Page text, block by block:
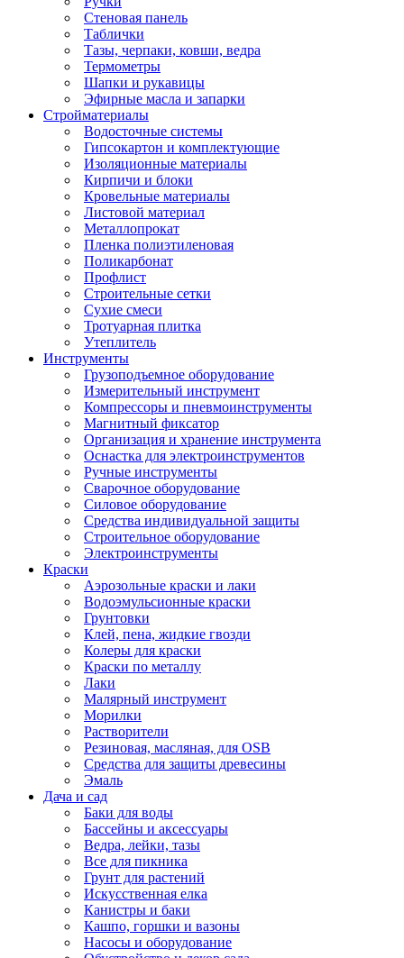
Стеновая панель
Таблички
Тазы, черпаки, ковши, ведра
Термометры
Шапки и рукавицы
Эфирные масла и запарки
Стройматериалы
Водосточные системы
Гипсокартон и комплектующие
Изоляционные материалы
Кирпичи и блоки
Кровельные материалы
Листовой материал
Металлопрокат
Пленка полиэтиленовая
Поликарбонат
Профлист
Строительные сетки
Сухие смеси
Тротуарная плитка
Утеплитель
Инструменты
Грузоподъемное оборудование
Измерительный инструмент
Компрессоры и пневмоинструменты
Магнитный фиксатор
Организация и хранение инструмента
Оснастка для электроинструментов
Ручные инструменты
Сварочное оборудование
Силовое оборудование
Средства индивидуальной защиты
Строительное оборудование
Электроинструменты
Краски
Аэрозольные краски и лаки
Водоэмульсионные краски
Грунтовки
Клей, пена, жидкие гвозди
Колеры для краски
Краски по металлу
Лаки
Малярный инструмент
Морилки
Растворители
Резиновая, масляная, для OSB
Средства для защиты древесины
Эмаль
Дача и сад
Баки для воды
Бассейны и аксессуары
Ведра, лейки, тазы
Все для пикника
Грунт для растений
Искусственная елка
Канистры и баки
Кашпо, горшки и вазоны
Насосы и оборудование